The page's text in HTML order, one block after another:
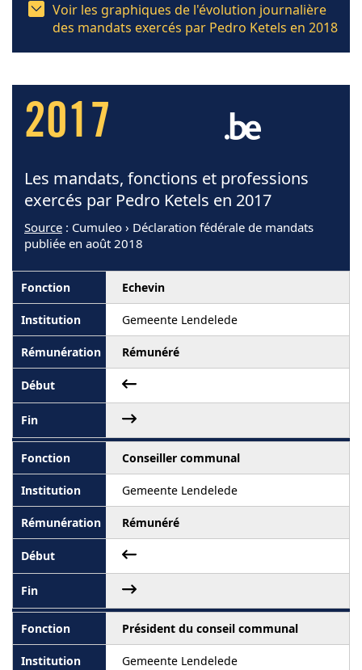
Voir les graphiques de l'évolution journalière
des mandats exercés par Pedro Ketels en 2018
2017
Les mandats, fonctions et professions
exercés par Pedro Ketels en 2017
Source : Cumuleo › Déclaration fédérale de mandats
publiée en août 2018
Echevin
Gemeente Lendelede
Rémunéré
Conseiller communal
Gemeente Lendelede
Rémunéré
Président du conseil communal
Gemeente Lendelede